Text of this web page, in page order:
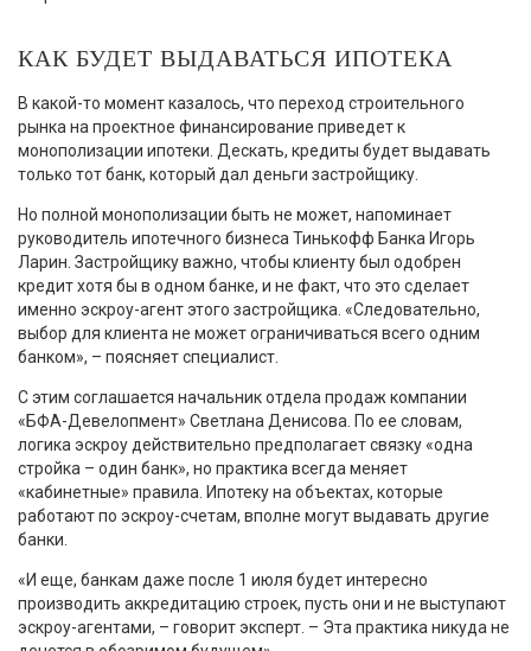
КАК БУДЕТ ВЫДАВАТЬСЯ ИПОТЕКА
В какой-то момент казалось, что переход строительного
рынка на проектное финансирование приведет к
монополизации ипотеки. Дескать, кредиты будет выдавать
только тот банк, который дал деньги застройщику.
Но полной монополизации быть не может, напоминает
руководитель ипотечного бизнеса Тинькофф Банка Игорь
Ларин. Застройщику важно, чтобы клиенту был одобрен
кредит хотя бы в одном банке, и не факт, что это сделает
именно эскроу-агент этого застройщика. «Следовательно,
выбор для клиента не может ограничиваться всего одним
банком», – поясняет специалист.
С этим соглашается начальник отдела продаж компании
«БФА-Девелопмент» Светлана Денисова. По ее словам,
логика эскроу действительно предполагает связку «одна
стройка – один банк», но практика всегда меняет
«кабинетные» правила. Ипотеку на объектах, которые
работают по эскроу-счетам, вполне могут выдавать другие
банки.
«И еще, банкам даже после 1 июля будет интересно
производить аккредитацию строек, пусть они и не выступают
эскроу-агентами, – говорит эксперт. – Эта практика никуда не